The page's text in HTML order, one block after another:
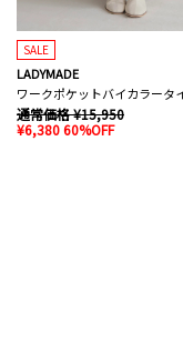
SALE
LADYMADE
通常価格 ¥15,950
¥6,380 60%OFF